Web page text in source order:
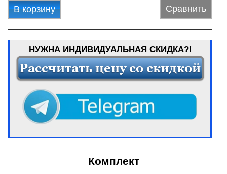
В корзину Сравнить
НУЖНА ИНДИВИДУАЛЬНАЯ СКИДКА?!
Комплект